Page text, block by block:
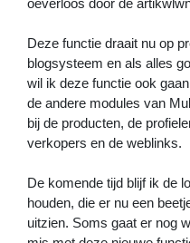
Deze functie draait nu op
blogsysteem en als alles
wil ik deze functie ook
de andere modules van
bij de producten, de
verkopers en de weblinks.
De komende tijd blijf ik de
houden, die er nu een
uitzien. Soms gaat er nog